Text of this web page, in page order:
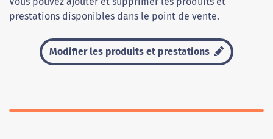
prestations disponibles dans le point de vente.
Modifier les produits et prestations